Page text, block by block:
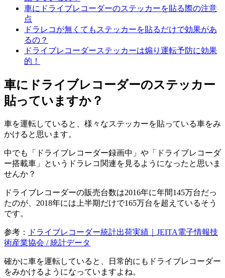
車にドライブレコーダーのステッカーを貼る際の注意
点
ドラレコが無くてもステッカーを貼るだけで効果があ
るの？
ドライブレコーダーステッカーは煽り運転予防に効果
的！
車にドライブレコーダーのステッカー
貼っていますか？
車を運転していると、様々なステッカーを貼っている車をみ
かけると思います。
中でも「ドライブレコーダー録画中」や「ドライブレコーダ
ー搭載車」というドラレコ関連を見るようになったと思いま
せんか？
ドライブレコーダーの販売台数は2016年に年間145万台だっ
たのが、2018年には上半期だけで165万台を超えているそう
です。
参考：
ドライブレコーダー統計出荷実績｜JEITA電子情報技
術産業協会 / 統計データ
確かに車を運転していると、日常的にもドライブレコーダー
をみかけるようになっていますよね。